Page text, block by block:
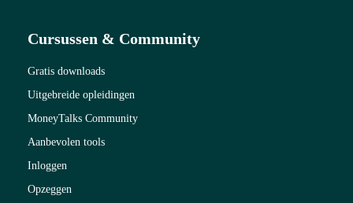
Cursussen & Community
Gratis downloads
Uitgebreide opleidingen
MoneyTalks Community
Aanbevolen tools
Inloggen
Opzeggen